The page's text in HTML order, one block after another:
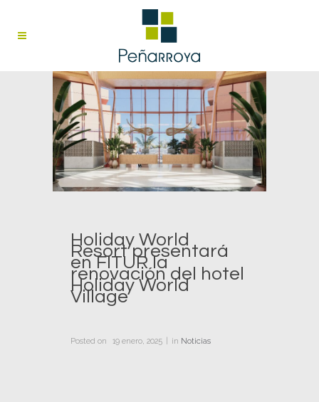
Holiday World
Resort presentará
en FITUR la
renovación del hotel
Holiday World
Village
Posted on 19 enero, 2025 in Noticias